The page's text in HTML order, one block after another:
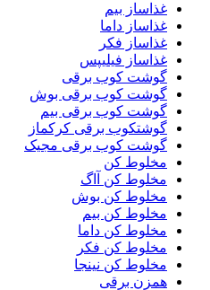
غذاساز بیم
غذاساز داما
غذاساز فکر
غذاساز فیلیپس
گوشت کوب برقی
گوشت کوب برقی بوش
گوشت کوب برقی بیم
گوشتکوب برقی کرکماز
گوشت کوب برقی مجیک
مخلوط کن
مخلوط کن آاگ
مخلوط کن بوش
مخلوط کن بیم
مخلوط کن داما
مخلوط کن فکر
مخلوط کن نینجا
همزن برقی